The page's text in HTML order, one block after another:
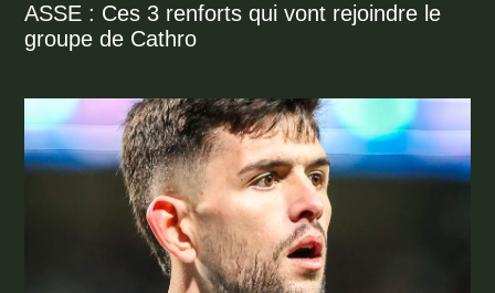
ASSE : Ces 3 renforts qui vont rejoindre le
groupe de Cathro